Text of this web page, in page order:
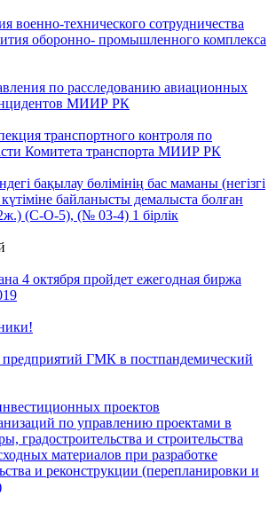
военно-технического сотрудничества
оборонно- промышленного комплекса
по расследованию авиационных
МИИР РК
транспортного контроля по
Комитета транспорта МИИР РК
бақылау бөлімінің бас маманы (негізгі
байланысты демалыста болған
(С-О-5), (№ 03-4) 1 бірлік
4 октября пройдет ежегодная биржа
ГМК в постпандемический
проектов
по управлению проектами в
градостроительства и строительства
материалов при разработке
и реконструкции (перепланировки и